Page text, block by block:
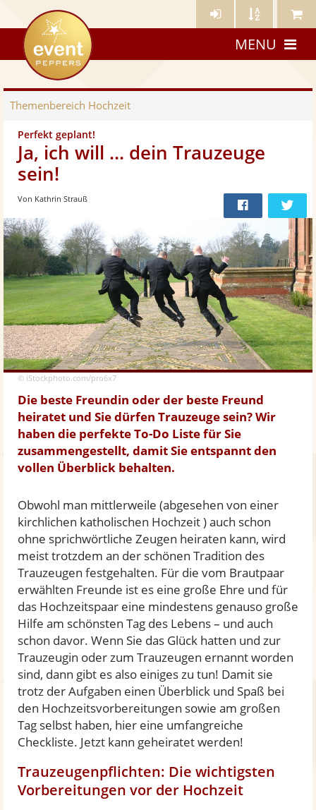
Künstler- Künstler Meine
eventpeppers
MENU
Themenbereich Hochzeit
Perfekt geplant!
Ja, ich will ... dein Trauzeuge
sein!
Bei
Facebook
teilen
Von Kathrin Strauß
© iStockphoto.com/pro6x7
Die beste Freundin oder der beste Freund
heiratet und Sie dürfen Trauzeuge sein? Wir
haben die perfekte To-Do Liste für Sie
zusammengestellt, damit Sie entspannt den
vollen Überblick behalten.
Obwohl man mittlerweile (abgesehen von einer
kirchlichen katholischen Hochzeit ) auch schon
ohne sprichwörtliche Zeugen heiraten kann, wird
meist trotzdem an der schönen Tradition des
Trauzeugen festgehalten. Für die vom Brautpaar
erwählten Freunde ist es eine große Ehre und für
das Hochzeitspaar eine mindestens genauso große
Hilfe am schönsten Tag des Lebens – und auch
schon davor. Wenn Sie das Glück hatten und zur
Trauzeugin oder zum Trauzeugen ernannt worden
sind, dann gibt es also einiges zu tun! Damit sie
trotz der Aufgaben einen Überblick und Spaß bei
den Hochzeitsvorbereitungen sowie am großen
Tag selbst haben, hier eine umfangreiche
Checkliste. Jetzt kann geheiratet werden!
Trauzeugenpflichten: Die wichtigsten
Vorbereitungen vor der Hochzeit